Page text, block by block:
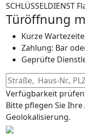
SCHLÜSSELDIENST
Türöffnung
Kurze
Zahlung: Bar
Geprüfte
Verfügbarkeit prüfen
Bitte pflegen Sie
Geolokalisierung.